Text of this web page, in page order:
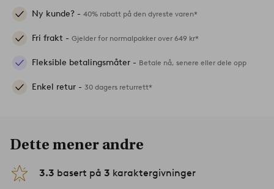
Ny kunde? - 40% rabatt på den dyreste varen*
Fri frakt - Gjelder for normalpakker over 649 kr*
Fleksible betalingsmåter - Betale nå, senere eller dele opp
Enkel retur - 30 dagers returrett*
Dette mener andre
3.3 basert på 3 karaktergivninger